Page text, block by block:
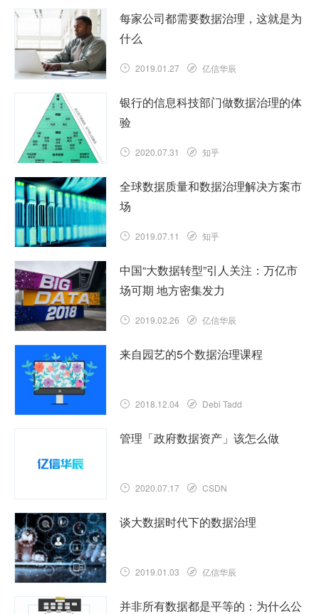
每家公司都需要数据治理，这就是为
什么
2019.01.27 亿信华辰
银行的信息科技部门做数据治理的体
验
2020.07.31 知乎
全球数据质量和数据治理解决方案市
场
2019.07.11 知乎
中国“大数据转型”引人关注：万亿市
场可期 地方密集发力
2019.02.26 亿信华辰
来自园艺的5个数据治理课程
2018.12.04 Debi Tadd
管理「政府数据资产」该怎么做
2020.07.17 CSDN
谈大数据时代下的数据治理
2019.01.03 亿信华辰
并非所有数据都是平等的：为什么公